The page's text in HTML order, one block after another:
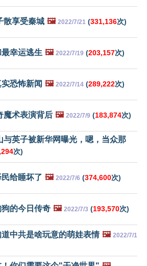
散享受秦城 🖼️ 2022/7/21 (331,136次)
幸运逃生 🖼️ 2022/7/19 (203,157次)
恐怖新闻 🖼️ 2022/7/14 (289,222次)
魔术表演背后 🖼️ 2022/7/9 (183,874次)
与英子被新华网曝光，嗯，当众那
次)
给睡坏了 🖼️ 2022/7/6 (374,600次)
的今日传奇 🖼️ 2022/7/3 (193,570次)
中共是啥玩意的萌娃表情 🖼️ 2022/7/1